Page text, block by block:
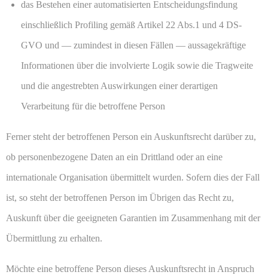
das Bestehen einer automatisierten Entscheidungsfindung
einschließlich Profiling gemäß Artikel 22 Abs.1 und 4 DS-
GVO und — zumindest in diesen Fällen — aussagekräftige
Informationen über die involvierte Logik sowie die Tragweite
und die angestrebten Auswirkungen einer derartigen
Verarbeitung für die betroffene Person
Ferner steht der betroffenen Person ein Auskunftsrecht darüber zu,
ob personenbezogene Daten an ein Drittland oder an eine
internationale Organisation übermittelt wurden. Sofern dies der Fall
ist, so steht der betroffenen Person im Übrigen das Recht zu,
Auskunft über die geeigneten Garantien im Zusammenhang mit der
Übermittlung zu erhalten.
Möchte eine betroffene Person dieses Auskunftsrecht in Anspruch